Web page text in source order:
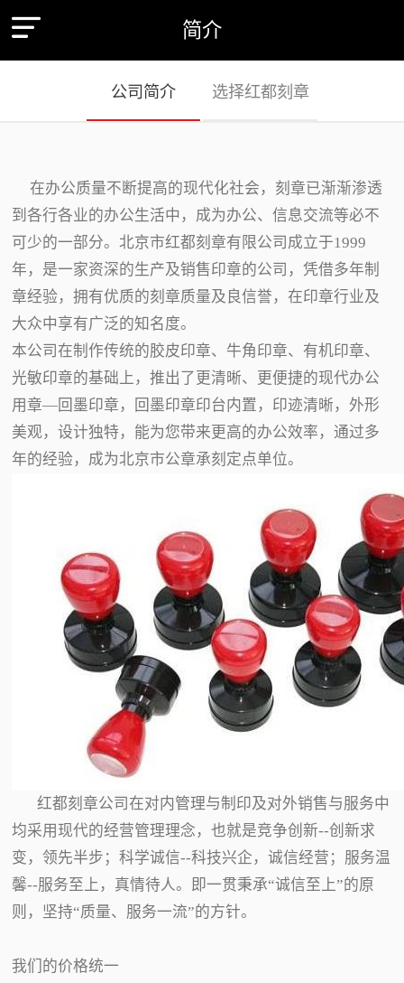
简介
公司简介 选择红都刻章
在办公质量不断提高的现代化社会，刻章已渐渐渗透
到各行各业的办公生活中，成为办公、信息交流等必不
可少的一部分。北京市红都刻章有限公司成立于1999
年，是一家资深的生产及销售印章的公司，凭借多年制
章经验，拥有优质的刻章质量及良信誉，在印章行业及
大众中享有广泛的知名度。
本公司在制作传统的胶皮印章、牛角印章、有机印章、
光敏印章的基础上，推出了更清晰、更便捷的现代办公
用章—回墨印章，回墨印章印台内置，印迹清晰，外形
美观，设计独特，能为您带来更高的办公效率，通过多
年的经验，成为北京市公章承刻定点单位。
红都刻章公司在对内管理与制印及对外销售与服务中
均采用现代的经营管理理念，也就是竞争创新--创新求
变，领先半步；科学诚信--科技兴企，诚信经营；服务温
馨--服务至上，真情待人。即一贯秉承“诚信至上”的原
则，坚持“质量、服务一流”的方针。
我们的价格统一